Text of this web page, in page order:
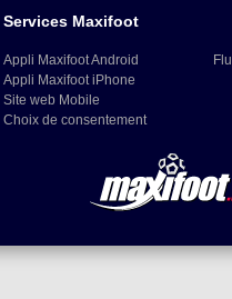
Services Maxifoot
Appli Maxifoot Android
Appli Maxifoot iPhone
Site web Mobile
Choix de consentement